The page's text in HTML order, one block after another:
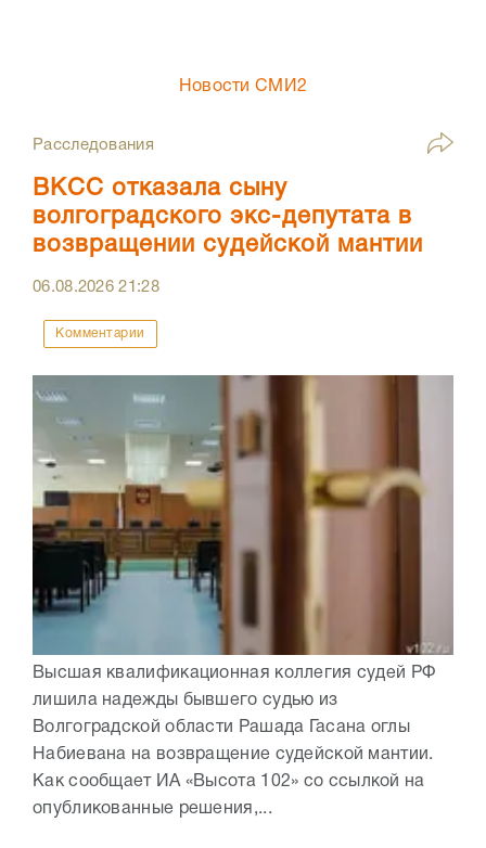
Новости СМИ2
Расследования
ВКСС отказала сыну
волгоградского экс-депутата в
возвращении судейской мантии
06.08.202621:28
Комментарии
Высшая квалификационная коллегия судей РФ
лишила надежды бывшего судью из
Волгоградской области Рашада Гасана оглы
Набиевана на возвращение судейской мантии.
Как сообщает ИА «Высота 102» со ссылкой на
опубликованные решения,...